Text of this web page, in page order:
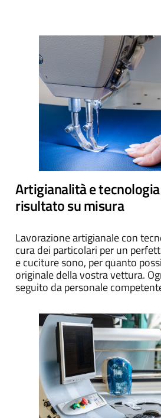
Artigianalità e
risultato su misura
Lavorazione artigianale con
cura dei particolari per un
e cuciture sono, per quanto
originale della vostra vettura.
seguito da personale